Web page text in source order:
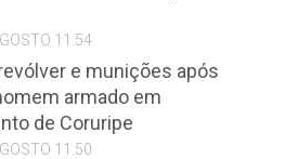
11:54
e munições após
armado em
de Coruripe
11:50